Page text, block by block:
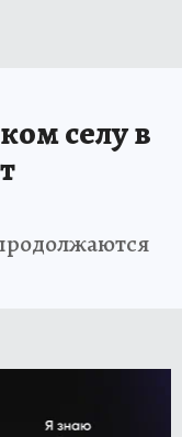
селу в